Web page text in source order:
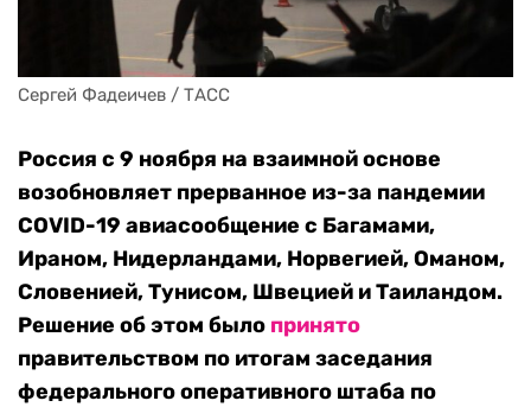
Сергей Фадеичев / ТАСС
Россия с 9 ноября на взаимной основе
возобновляет прерванное из-за пандемии
COVID-19 авиасообщение с Багамами,
Ираном, Нидерландами, Норвегией, Оманом,
Словенией, Тунисом, Швецией и Таиландом.
Решение об этом было принято
правительством по итогам заседания
федерального оперативного штаба по